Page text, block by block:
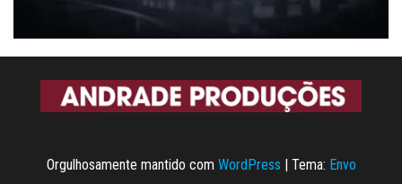
Orgulhosamente mantido com WordPress | Tema: Envo